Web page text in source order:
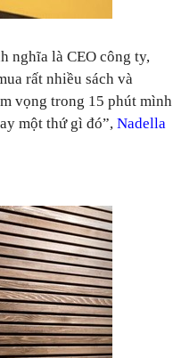
nghĩa là CEO công ty,
rất nhiều sách và
vọng trong 15 phút mình
một thứ gì đó”, Nadella